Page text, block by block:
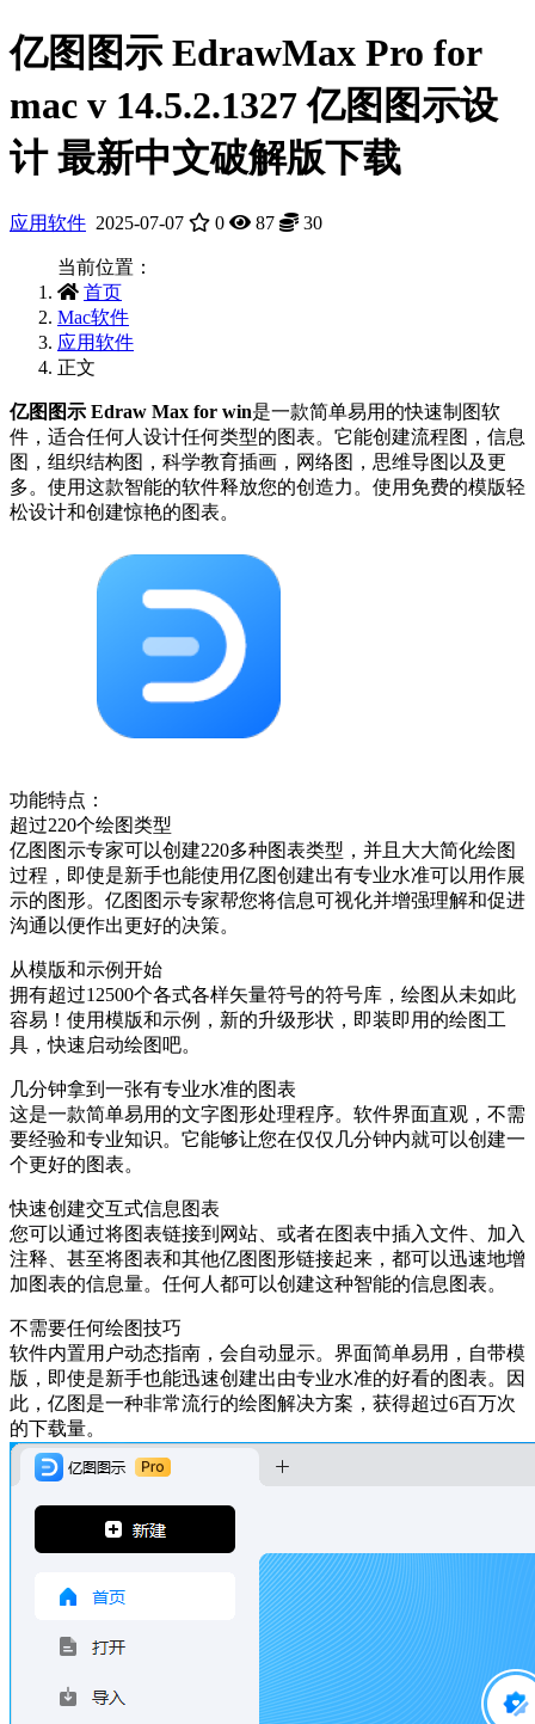
亿图图示 EdrawMax Pro for
mac v 14.5.2.1327 亿图图示设
计 最新中文破解版下载
应用软件 2025-07-07 0 87 30
当前位置：
首页
Mac软件
应用软件
正文
亿图图示 Edraw Max for win是一款简单易用的快速制图软
件，适合任何人设计任何类型的图表。它能创建流程图，信息
图，组织结构图，科学教育插画，网络图，思维导图以及更
多。使用这款智能的软件释放您的创造力。使用免费的模版轻
松设计和创建惊艳的图表。
功能特点：
超过220个绘图类型
亿图图示专家可以创建220多种图表类型，并且大大简化绘图
过程，即使是新手也能使用亿图创建出有专业水准可以用作展
示的图形。亿图图示专家帮您将信息可视化并增强理解和促进
沟通以便作出更好的决策。
从模版和示例开始
拥有超过12500个各式各样矢量符号的符号库，绘图从未如此
容易！使用模版和示例，新的升级形状，即装即用的绘图工
具，快速启动绘图吧。
几分钟拿到一张有专业水准的图表
这是一款简单易用的文字图形处理程序。软件界面直观，不需
要经验和专业知识。它能够让您在仅仅几分钟内就可以创建一
个更好的图表。
快速创建交互式信息图表
您可以通过将图表链接到网站、或者在图表中插入文件、加入
注释、甚至将图表和其他亿图图形链接起来，都可以迅速地增
加图表的信息量。任何人都可以创建这种智能的信息图表。
不需要任何绘图技巧
软件内置用户动态指南，会自动显示。界面简单易用，自带模
版，即使是新手也能迅速创建出由专业水准的好看的图表。因
此，亿图是一种非常流行的绘图解决方案，获得超过6百万次
的下载量。